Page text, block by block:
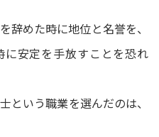
辞めた時に地位と名誉を、
に安定を手放すことを恐れ
という職業を選んだのは、